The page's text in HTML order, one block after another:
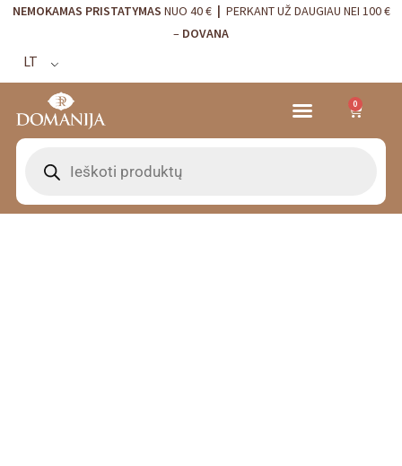
NEMOKAMAS PRISTATYMAS NUO 40 € | PERKANT UŽ DAUGIAU NEI 100 €
– DOVANA
LT
0